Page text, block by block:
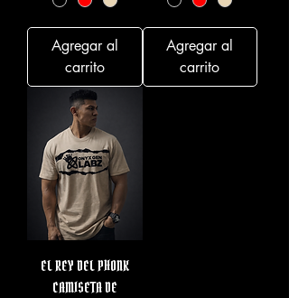
Agregar al
carrito
Agregar al
carrito
EL REY DEL PHONK
CAMISETA DE